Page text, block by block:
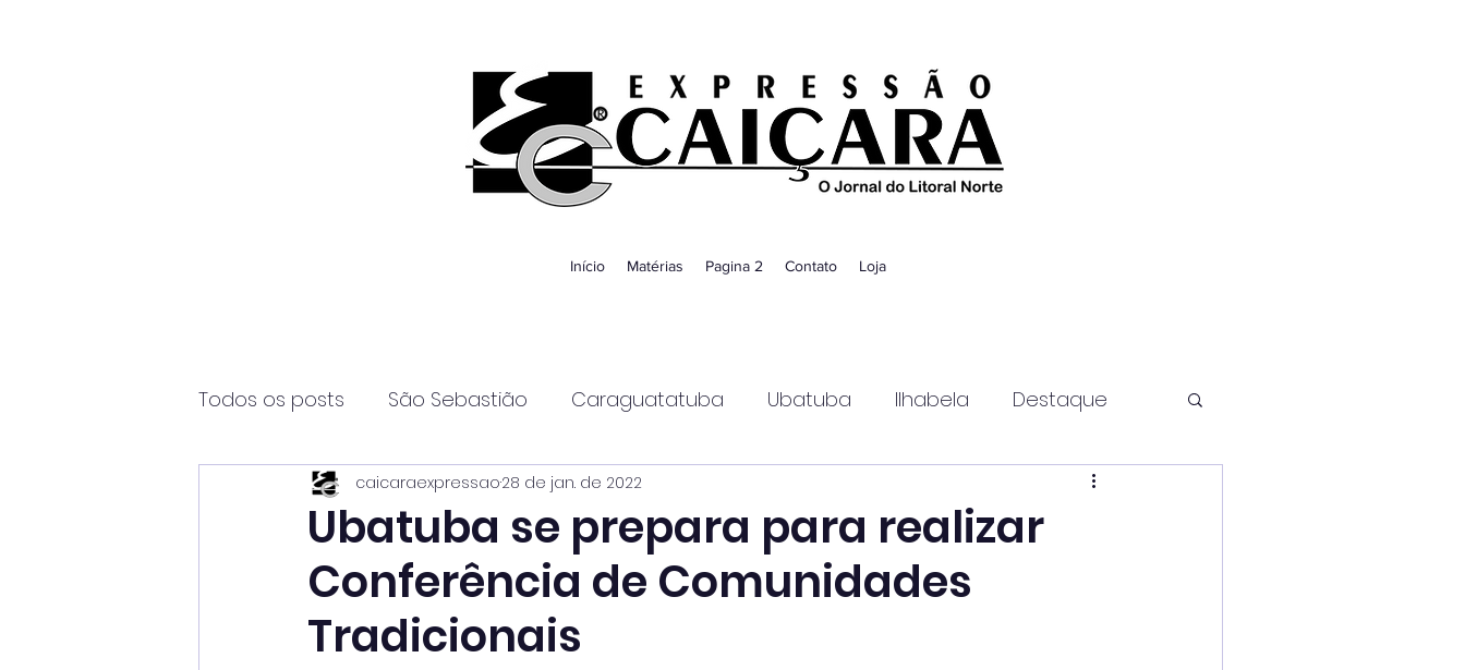
Início Matérias Pagina 2 Contato Loja
Todos os posts São Sebastião Caraguatatuba Ubatuba Ilhabela Destaque
Página2 Itanhaém Guaratinguetá
Ubatuba se prepara para realizar
Conferência de Comunidades
Tradicionais
caicaraexpressao28 de jan. de 2022